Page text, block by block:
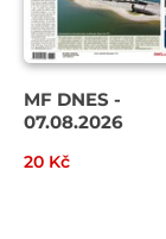
MF DNES -
07.08.2026
20 Kč